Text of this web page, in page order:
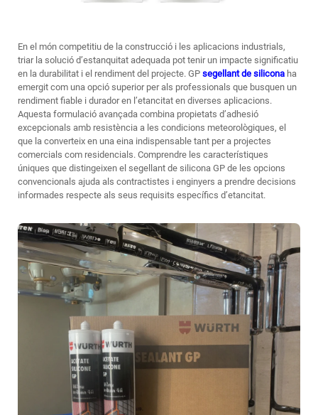
En el món competitiu de la construcció i les aplicacions industrials,
triar la solució d’estanquitat adequada pot tenir un impacte significatiu
en la durabilitat i el rendiment del projecte. GP segellant de silicona ha
emergit com una opció superior per als professionals que busquen un
rendiment fiable i durador en l’etancitat en diverses aplicacions.
Aquesta formulació avançada combina propietats d’adhesió
excepcionals amb resistència a les condicions meteorològiques, el
que la converteix en una eina indispensable tant per a projectes
comercials com residencials. Comprendre les característiques
úniques que distingeixen el segellant de silicona GP de les opcions
convencionals ajuda als contractistes i enginyers a prendre decisions
informades respecte als seus requisits específics d’etancitat.